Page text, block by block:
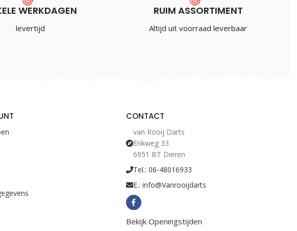
WERKDAGEN
levertijd
RUIM ASSORTIMENT
Altijd uit voorraad leverbaar
CONTACT
van Rooij Darts
Enkweg 33
6951 BT Dieren
Tel.: 06-48016933
E.: info@Vanrooijdarts
Bekijk Openingstijden